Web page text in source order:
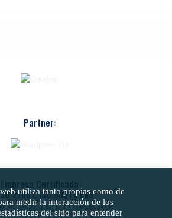
Partner:
Empresa Certificada
27001, ISO 9001 y ENS
utiliza tanto propias como de
medir la interacción de los
del sitio para entender